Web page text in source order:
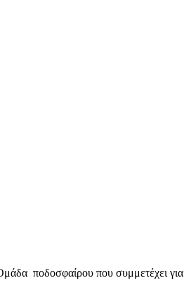
ποδοσφαίρου που συμμετέχει για